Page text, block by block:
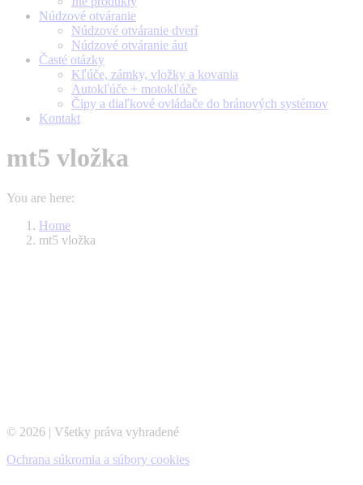
Núdzové otváranie
Núdzové otváranie dverí
Núdzové otváranie áut
Časté otázky
Kľúče, zámky, vložky a kovania
Autokľúče + motokľúče
Čipy a diaľkové ovládače do bránových systémov
Kontakt
mt5 vložka
You are here:
Home
mt5 vložka
© 2026 | Všetky práva vyhradené
Ochrana súkromia a súbory cookies